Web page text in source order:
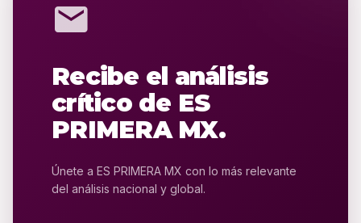
mail
Recibe el análisis
crítico de ES
PRIMERA MX.
Únete a ES PRIMERA MX con lo más relevante
del análisis nacional y global.